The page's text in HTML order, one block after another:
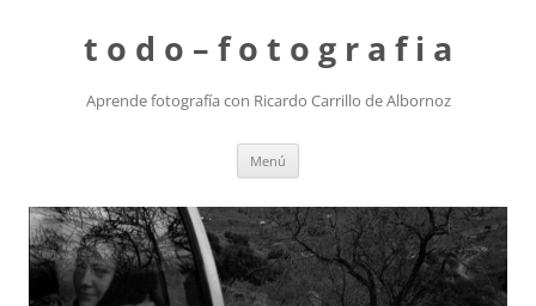
t o d o – f o t o g r a f i a
Aprende fotografía con Ricardo Carrillo de Albornoz
Menú